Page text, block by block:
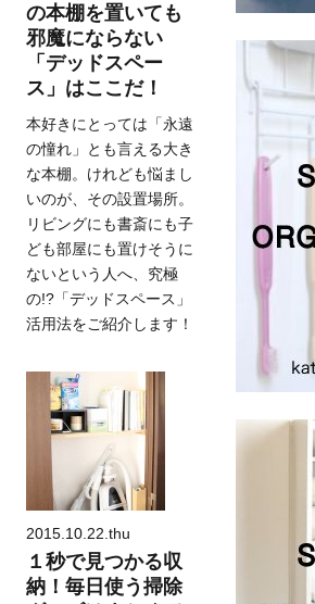
の本棚を置いても
邪魔にならない
「デッドスペー
ス」はここだ！
本好きにとっては「永遠
の憧れ」とも言える大き
な本棚。けれども悩まし
いのが、その設置場所。
リビングにも書斎にも子
ども部屋にも置けそうに
ないという人へ、究極
の!?「デッドスペース」
活用法をご紹介します！
2015.10.22.thu
１秒で見つかる収
納！毎日使う掃除